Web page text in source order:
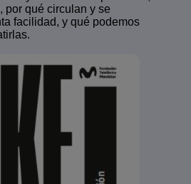
por qué circulan y se
facilidad, y qué podemos